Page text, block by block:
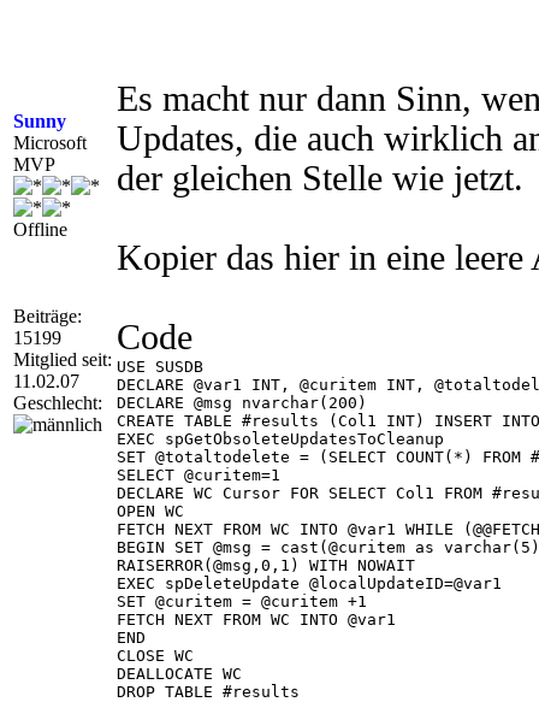
Sunny
Microsoft
MVP
Offline
Beiträge:
15199
Mitglied seit:
11.02.07
Geschlecht:
Es macht nur dann Sinn,
Updates, die auch wirklich
der gleichen Stelle wie jetzt.
Kopier das hier in eine
Code
USE SUSDB
DECLARE @var1 INT, @curitem INT,
DECLARE @msg nvarchar(200)
CREATE TABLE #results (Col1 INT) INSERT
EXEC spGetObsoleteUpdatesToCleanup
SET @totaltodelete = (SELECT COUNT(*)
SELECT @curitem=1
DECLARE WC Cursor FOR SELECT Col1 FROM
OPEN WC
FETCH NEXT FROM WC INTO @var1 WHILE
BEGIN SET @msg = cast(@curitem as
RAISERROR(@msg,0,1) WITH NOWAIT
EXEC spDeleteUpdate @localUpdateID=@var1
SET @curitem = @curitem +1
FETCH NEXT FROM WC INTO @var1
END
CLOSE WC
DEALLOCATE WC
DROP TABLE #results